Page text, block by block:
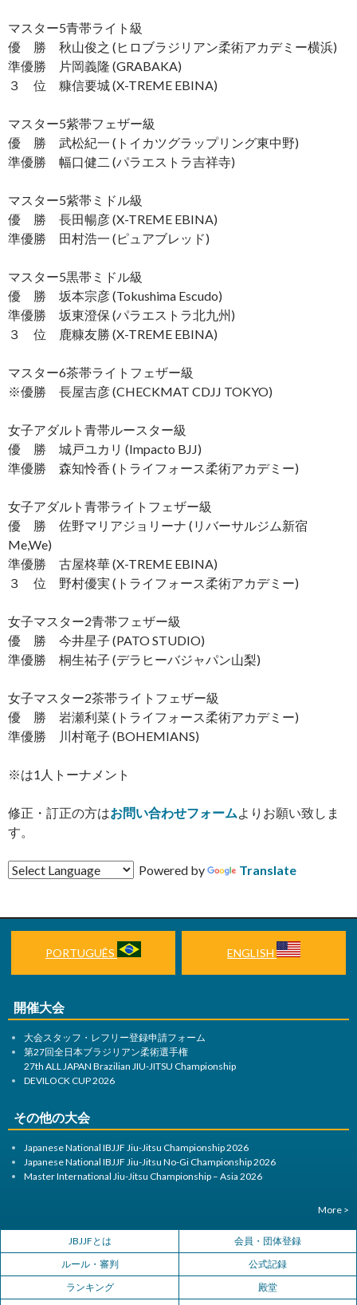
マスター5青帯ライト級
優 勝 秋山俊之 (ヒロブラジリアン柔術アカデミー横浜)
準優勝 片岡義隆 (GRABAKA)
３ 位 糠信要城 (X-TREME EBINA)
マスター5紫帯フェザー級
優 勝 武松紀一 (トイカツグラップリング東中野)
準優勝 幅口健二 (パラエストラ吉祥寺)
マスター5紫帯ミドル級
優 勝 長田暢彦 (X-TREME EBINA)
準優勝 田村浩一 (ピュアブレッド)
マスター5黒帯ミドル級
優 勝 坂本宗彦 (Tokushima Escudo)
準優勝 坂東澄保 (パラエストラ北九州)
３ 位 鹿糠友勝 (X-TREME EBINA)
マスター6茶帯ライトフェザー級
※優勝 長屋吉彦 (CHECKMAT CDJJ TOKYO)
女子アダルト青帯ルースター級
優 勝 城戸ユカリ (Impacto BJJ)
準優勝 森知怜香 (トライフォース柔術アカデミー)
女子アダルト青帯ライトフェザー級
優 勝 佐野マリアジョリーナ (リバーサルジム新宿
Me,We)
準優勝 古屋柊華 (X-TREME EBINA)
３ 位 野村優実 (トライフォース柔術アカデミー)
女子マスター2青帯フェザー級
優 勝 今井星子 (PATO STUDIO)
準優勝 桐生祐子 (デラヒーバジャパン山梨)
女子マスター2茶帯ライトフェザー級
優 勝 岩瀬利菜 (トライフォース柔術アカデミー)
準優勝 川村竜子 (BOHEMIANS)
※は1人トーナメント
修正・訂正の方はお問い合わせフォーム よりお願い致しま
す。
Powered by Translate
PORTUGUÊS ENGLISH
開催大会
大会スタッフ・レフリー登録申請フォーム
第27回全日本ブラジリアン柔術選手権
27th ALL JAPAN Brazilian JIU-JITSU Championship
DEVILOCK CUP 2026
その他の大会
Japanese National IBJJF Jiu-Jitsu Championship 2026
Japanese National IBJJF Jiu-Jitsu No-Gi Championship 2026
Master International Jiu-Jitsu Championship – Asia 2026
More >
JBJJFとは
会員・団体登録
ルール・審判
公式記録
ランキング
殿堂